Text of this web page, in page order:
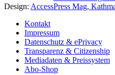
Design: AccessPress Mag,
Kontakt
Impressum
Datenschutz & ePrivacy
Transparenz & Citizenship
Mediadaten & Preissystem
Abo-Shop